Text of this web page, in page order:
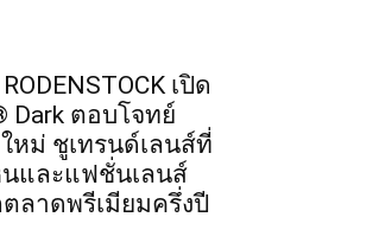
เปิด
Dark ตอบโจทย์
หม่ ชูเทรนด์เลนส์ที่
นและแฟชั่นเลนส์
ลาดพรีเมียมครึ่งปี